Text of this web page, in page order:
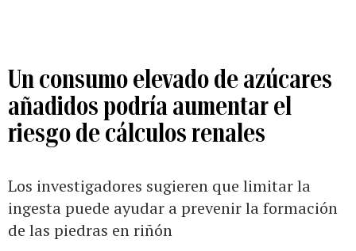
Un consumo elevado de azúcares
añadidos podría aumentar el
riesgo de cálculos renales
Los investigadores sugieren que limitar la
ingesta puede ayudar a prevenir la formación
de las piedras en riñón